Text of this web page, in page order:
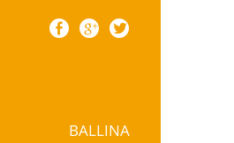
Skip to contentBALLINA